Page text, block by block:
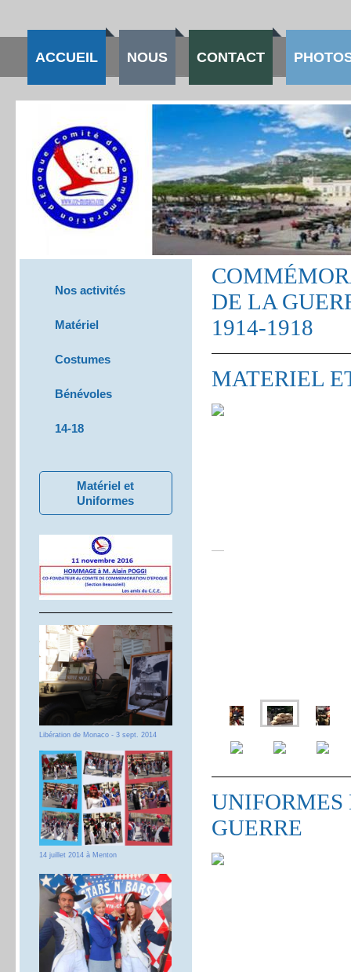
ACCUEIL NOUS CONTACT
Nos activités
Matériel
Costumes
Bénévoles
14-18
Matériel et
Uniformes
Libération de Monaco - 3 sept. 2014
14 juillet 2014 à Menton
DE
1914-1918
MATERIEL
UNIFORMES
GUERRE